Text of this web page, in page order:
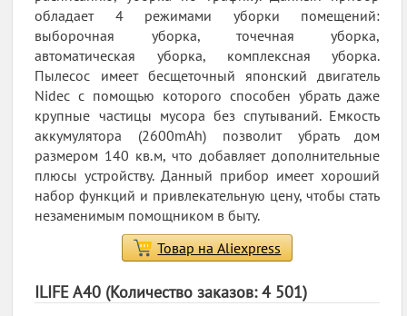
обладает 4 режимами уборки помещений:
выборочная уборка, точечная уборка,
автоматическая уборка, комплексная уборка.
Пылесос имеет бесщеточный японский двигатель
Nidec с помощью которого способен убрать даже
крупные частицы мусора без спутываний. Емкость
аккумулятора (2600mAh) позволит убрать дом
размером 140 кв.м, что добавляет дополнительные
плюсы устройству. Данный прибор имеет хороший
набор функций и привлекательную цену, чтобы стать
незаменимым помощником в быту.
Товар на Aliexpress
ILIFE A40 (Количество заказов: 4 501)